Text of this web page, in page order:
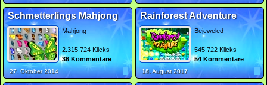
Schmetterlings Mahjong
Mahjong
2.315.724 Klicks
36 Kommentare
27. Oktober 2014
Rainforest Adventure
Bejeweled
545.722 Klicks
54 Kommentare
18. August 2017